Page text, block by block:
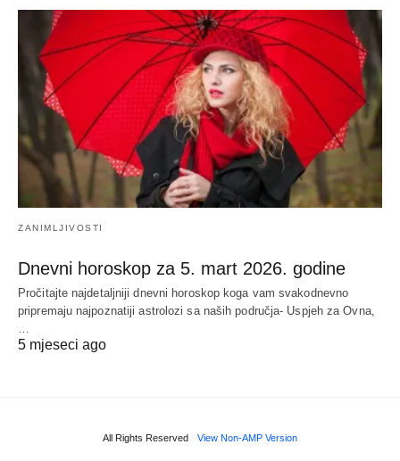
ZANIMLJIVOSTI
Dnevni horoskop za 5. mart 2026. godine
Pročitajte najdetaljniji dnevni horoskop koga vam svakodnevno
pripremaju najpoznatiji astrolozi sa naših područja- Uspjeh za Ovna,
5 mjeseci ago
All Rights Reserved View Non-AMP Version